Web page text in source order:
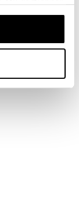
webbplats.
Water